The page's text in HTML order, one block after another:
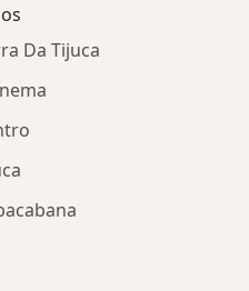
Da Tijuca